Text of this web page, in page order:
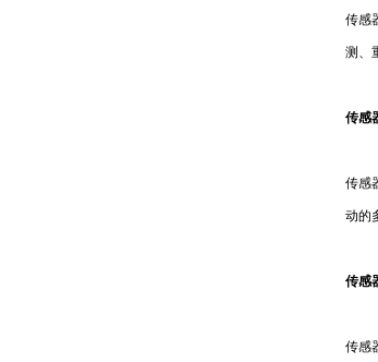
传感
测、
传感
传感
动的
传感
传感